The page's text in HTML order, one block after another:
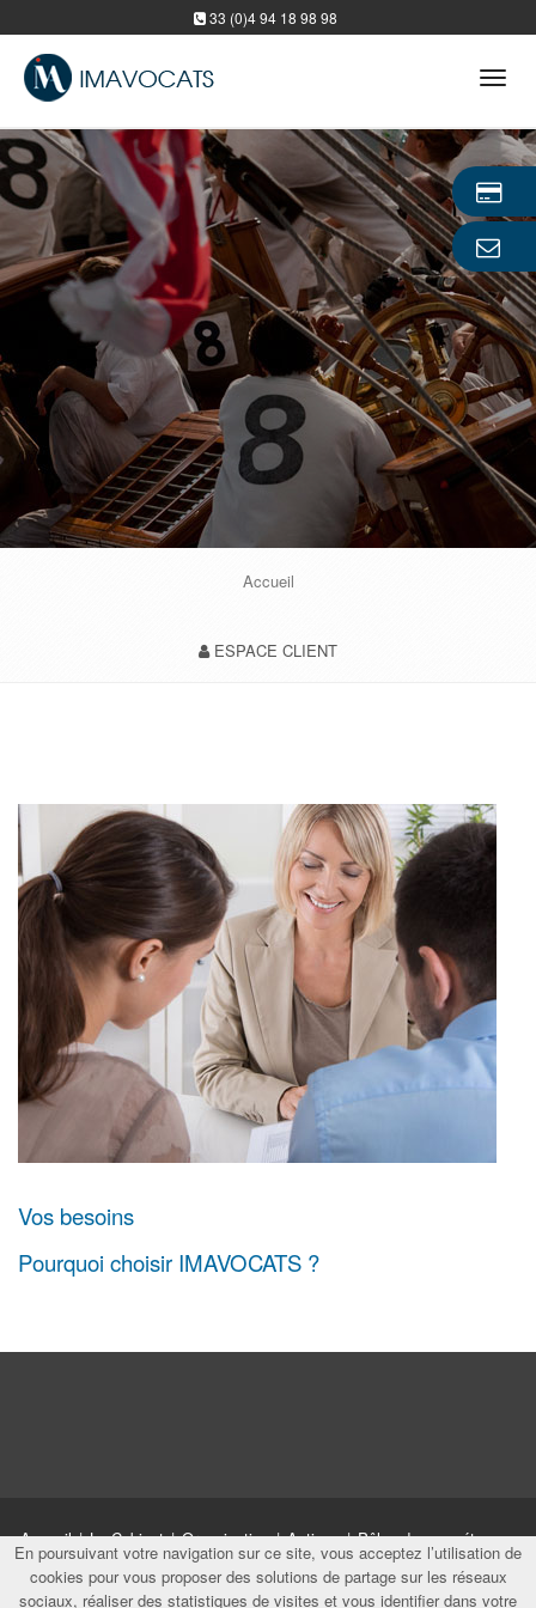
33 (0)4 94 18 98 98
Accueil
ESPACE CLIENT
Vos besoins
Pourquoi choisir IMAVOCATS ?
Accueil|Le Cabinet|Organisation|Actions|Pôles de compétences
|Ventes|Espace client|Contact|Mentions|Plan site| Actualité
du droit de l'Environnement
En poursuivant votre navigation sur ce site, vous acceptez l’utilisation de
cookies pour vous proposer des solutions de partage sur les réseaux
sociaux, réaliser des statistiques de visites et vous identifier dans votre